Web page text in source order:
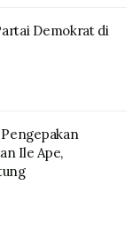
Demokrat di
Ile Ape,